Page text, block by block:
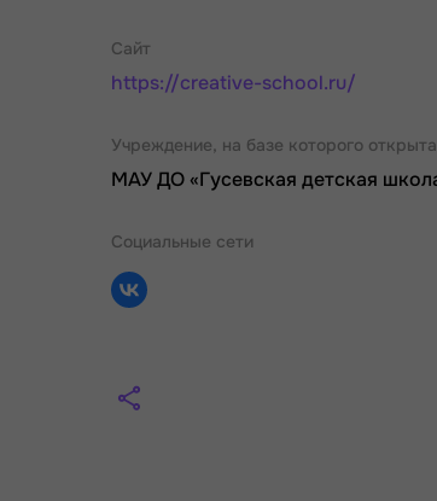
Сайт
https://creative-school.ru/
Учреждение, на базе которого
МАУ ДО «Гусевская детская
Социальные сети